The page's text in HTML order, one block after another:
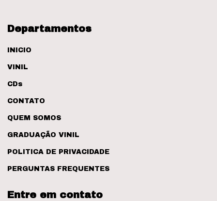
Departamentos
INICIO
VINIL
CDs
CONTATO
QUEM SOMOS
GRADUAÇÃO VINIL
POLITICA DE PRIVACIDADE
PERGUNTAS FREQUENTES
Entre em contato